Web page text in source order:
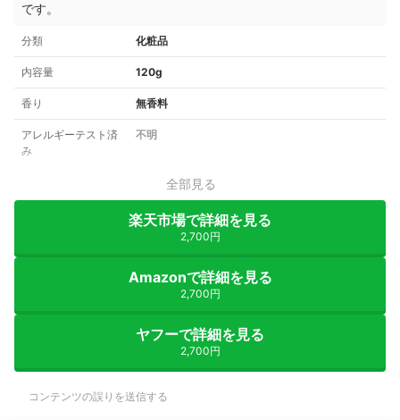
です。
分類 化粧品
内容量 120g
香り 無香料
アレルギーテスト済
み
不明
全部見る
楽天市場で詳細を見る
2,700円
Amazonで詳細を見る
2,700円
ヤフーで詳細を見る
2,700円
コンテンツの誤りを送信する